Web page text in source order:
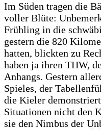
Im Süden tragen die
voller Blüte:
Frühling in die
gestern die 820
hatten, blickten zu
haben ja ihren THW,
Anhangs. Gestern
Spieles, der
die Kieler
Situationen nicht den
sie den Nimbus der